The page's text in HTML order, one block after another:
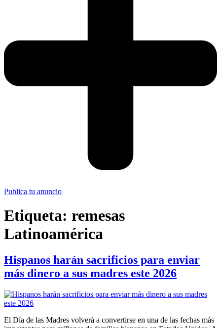
Publica tu anuncio
Etiqueta: remesas
Latinoamérica
Hispanos harán sacrificios para enviar
más dinero a sus madres este 2026
El Día de las Madres volverá a convertirse en una de las fechas más